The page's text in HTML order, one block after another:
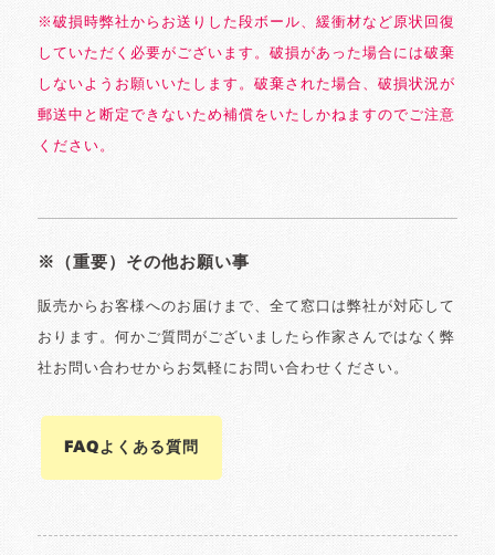
※破損時弊社からお送りした段ボール、緩衝材など原状回復
していただく必要がございます。破損があった場合には破棄
しないようお願いいたします。破棄された場合、破損状況が
郵送中と断定できないため補償をいたしかねますのでご注意
ください。
※（重要）その他お願い事
販売からお客様へのお届けまで、全て窓口は弊社が対応して
おります。何かご質問がございましたら作家さんではなく弊
社お問い合わせからお気軽にお問い合わせください。
FAQよくある質問